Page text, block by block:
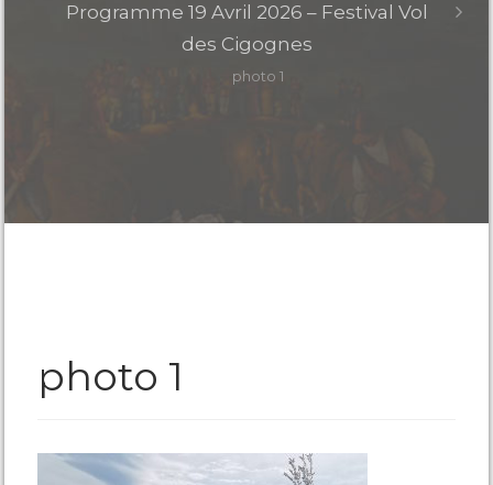
Programme 19 Avril 2026 – Festival Vol
des Cigognes
photo 1
photo 1